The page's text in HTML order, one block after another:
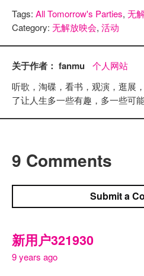
Tags: All Tomorrow's Parties, 无
Category: 无解放映会, 活动
关于作者： fanmu 个人网站
听歌，淘碟，看书，观演，逛展
了让人生多一些有趣，多一些可能
9 Comments
Submit a
新用户321930
9 years ago